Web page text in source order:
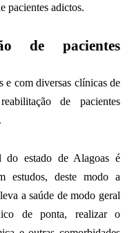
pacientes adictos.
de pacientes
e com diversas clínicas de
de pacientes
do estado de Alagoas é
estudos, deste modo a
a saúde de modo geral
de ponta, realizar o